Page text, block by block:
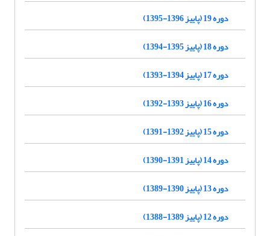
دوره 19 (پاییز 1396-1395)
دوره 18 (پاییز 1395-1394)
دوره 17 (پاییز 1394-1393)
دوره 16 (پاییز 1393-1392)
دوره 15 (پاییز 1392-1391)
دوره 14 (پاییز 1391-1390)
دوره 13 (پاییز 1390-1389)
دوره 12 (پاییز 1389-1388)